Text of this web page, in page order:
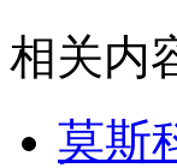
相关内
莫斯